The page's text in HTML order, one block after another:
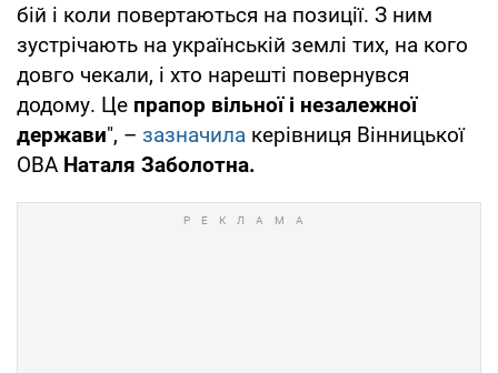
бій і коли повертаються на позиції. З ним
зустрічають на українській землі тих, на кого
довго чекали, і хто нарешті повернувся
додому. Це прапор вільної і незалежної
держави", – зазначила керівниця Вінницької
ОВА Наталя Заболотна.